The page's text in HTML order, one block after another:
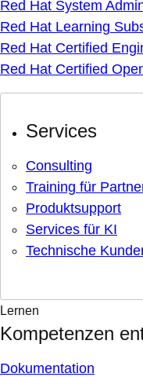
Red Hat System
Red Hat Learning
Red Hat Certified
Red Hat Certified
Services
Consulting
Training für
Produktsupport
Services für KI
Technische
Lernen
Kompetenzen
Dokumentation